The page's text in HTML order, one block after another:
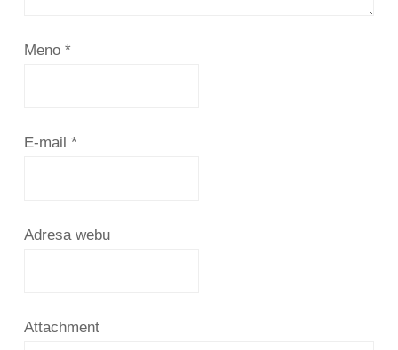
Meno*
E-mail*
Adresa webu
Attachment